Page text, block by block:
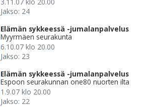
Jakso: 24
Elämän sykkeessä -jumalanpalvelus
Myyrmäen seurakunta
6.10.07 klo 20.00
Jakso: 23
Elämän sykkeessä -jumalanpalvelus
Espoon seurakunnan one80 nuorten ilta
1.9.07 klo 20.00
Jakso: 22